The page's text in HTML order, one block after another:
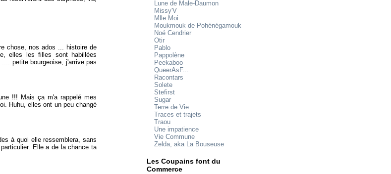
chose, nos ados ... histoire de
elles les filles sont habillées
petite bourgeoise, j'arrive pas
!!! Mais ça m'a rappelé mes
Huhu, elles ont un peu changé
à quoi elle ressemblera, sans
Elle a de la chance ta
Lune de Male-Daumon
Missy'V
Mlle Moi
Moukmouk de Pohénégamouk
Noé Cendrier
Otir
Pablo
Pappolène
Peekaboo
QueerAsF...
Racontars
Solete
Stefirst
Sugar
Terre de Vie
Traces et trajets
Traou
Une impatience
Vie Commune
Zelda, aka La Bouseuse
Les Coupains font du
Commerce